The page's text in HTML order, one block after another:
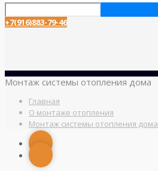
+7(916)883-79-46
Монтаж системы отопления дома
Главная
О монтаже отопления
Монтаж системы отопления дома